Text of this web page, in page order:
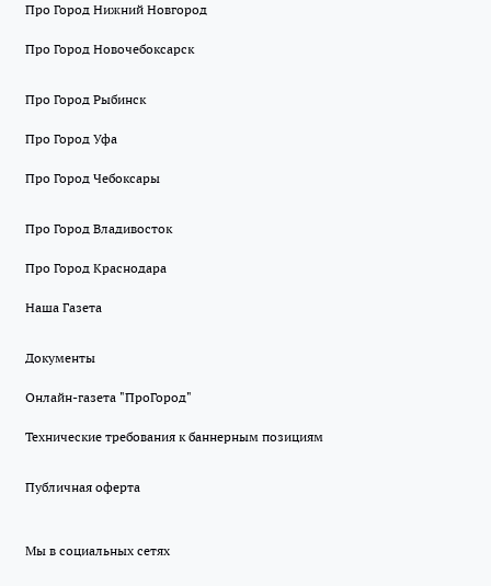
Про Город Нижний Новгород
Про Город Новочебоксарск
Про Город Рыбинск
Про Город Уфа
Про Город Чебоксары
Про Город Владивосток
Про Город Краснодара
Наша Газета
Документы
Онлайн-газета "ПроГород"
Технические требования к баннерным позициям
Публичная оферта
Мы в социальных сетях